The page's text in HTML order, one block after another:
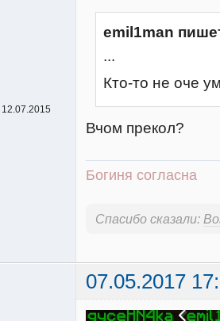
12.07.2015
emil1man
...
Кто-то не оче
Вчом прекол?
Богиня согласна
Спасибо сказали:
07.05.2017